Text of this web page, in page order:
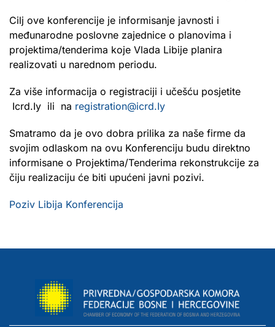
Cilj ove konferencije je informisanje javnosti i
međunarodne poslovne zajednice o planovima i
projektima/tenderima koje Vlada Libije planira
realizovati u narednom periodu.
Za više informacija o registraciji i učešću posjetite
Icrd.Iy ili na registration@icrd.Iy
Smatramo da je ovo dobra prilika za naše firme da
svojim odlaskom na ovu Konferenciju budu direktno
informisane o Projektima/Tenderima rekonstrukcije za
čiju realizaciju će biti upućeni javni pozivi.
Poziv Libija Konferencija